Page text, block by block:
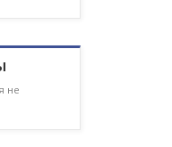
не